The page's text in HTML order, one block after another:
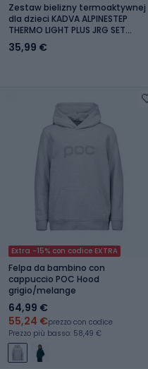
Zestaw bielizny termoaktywnej
dla dzieci KADVA ALPINESTEP
THERMO LIGHT PLUS JRG SET
niebieski
35,99 €
Extra -15% con codice EXTRA
Felpa da bambino con
cappuccio POC Hood
grigio/melange
64,99 €
55,24 €prezzo con codice
Prezzo più basso: 58,49 €